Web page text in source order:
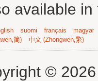
available
suomi français
magyar
简) 中文 (Zhongwen,繁)
©